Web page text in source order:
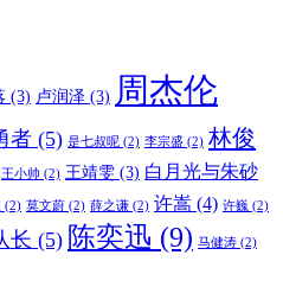
(3) 卢润泽 (3) 周杰伦
者 (5) 是七叔呢 (2) 李宗盛 (2) 林俊
王小帅 (2) 王靖雯 (3) 白月光与朱砂
(2) 莫文蔚 (2) 薛之谦 (2) 许嵩 (4) 许巍 (2)
长 (5) 陈奕迅 (9) 马健涛 (2)